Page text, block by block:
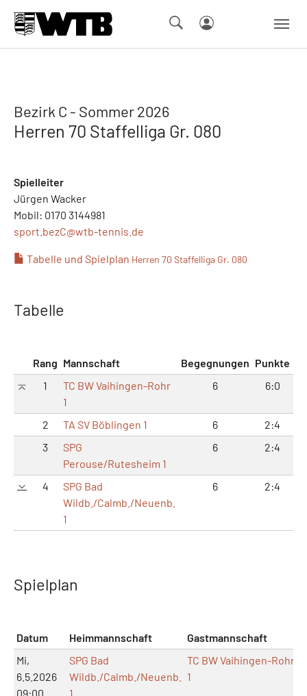
Bezirk C - Sommer 2026
Herren 70 Staffelliga Gr. 080
Spielleiter
Jürgen Wacker
Mobil: 0170 3144981
sport.bezC@wtb-tennis.de
Tabelle und Spielplan Herren 70 Staffelliga Gr. 080
Tabelle
Rang Mannschaft Begegnungen Punkte
1
TC BW Vaihingen-Rohr
1
6 6:0
2 TA SV Böblingen 1 6 2:4
3
SPG
Perouse/Rutesheim 1
6 2:4
4
SPG Bad
Wildb./Calmb./Neuenb.
1
6 2:4
Spielplan
Datum Heimmannschaft Gastmannschaft
Mi,
6.5.2026
09:00
SPG Bad
Wildb./Calmb./Neuenb.
1
TC BW Vaihingen-Rohr
1